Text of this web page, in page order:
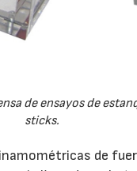
de ensayos de
sticks.
de